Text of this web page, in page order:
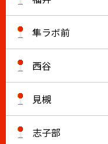
隼ラボ前
西谷
見槻
志子部